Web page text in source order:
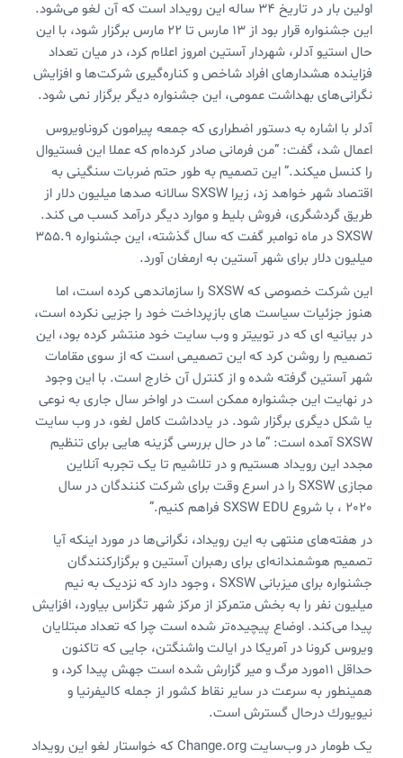
اولین بار در تاریخ 34 ساله این رویداد است که آن لغو می‌شود.
این جشنواره قرار بود از 13 مارس تا 22 مارس برگزار شود، با این
حال استیو آدلر، شهردار آستین امروز اعلام کرد، در میان تعداد
فزاینده هشدارهای افراد شاخص و کناره‌گیری شرکت‌ها و افزایش
نگرانی‌های بهداشت عمومی، این جشنواره دیگر برگزار نمی شود.
آدلر با اشاره به دستور اضطراری که جمعه پیرامون کروناویروس
اعمال شد، گفت: “من فرمانی صادر کرده‌ام که عملا این فستیوال
را کنسل میکند.” این تصمیم به طور حتم ضربات سنگینی به
اقتصاد شهر خواهد زد، زیرا SXSW سالانه صدها میلیون دلار از
طریق گردشگری، فروش بلیط و موارد دیگر درآمد کسب می کند.
SXSW در ماه نوامبر گفت كه سال گذشته، این جشنواره 355.9
میلیون دلار برای شهر آستین به ارمغان آورد.
این شرکت خصوصی که SXSW را سازماندهی کرده است، اما
هنوز جزئیات سیاست های بازپرداخت خود را جزیی نکرده است،
در بیانیه ای که در توییتر و وب سایت خود منتشر کرده بود، این
تصمیم را روشن کرد که این تصمیمی است که از سوی مقامات
شهر آستین گرفته شده و از کنترل آن خارج است. با این وجود
در نهایت این جشنواره ممکن است در اواخر سال جاری به نوعی
یا شکل دیگری برگزار شود. در یادداشت کامل لغو، در وب سایت
SXSW آمده است: “ما در حال بررسی گزینه هایی برای تنظیم
مجدد این رویداد هستیم و در تلاشیم تا یک تجربه آنلاین
مجازی SXSW را در اسرع وقت برای شرکت کنندگان در سال
2020 ، با شروع SXSW EDU فراهم کنیم.”
در هفته‌های منتهی به این رویداد، نگرانی‌ها در مورد اینکه آیا
تصمیم هوشمندانه‌ای برای رهبران آستین و برگزارکنندگان
جشنواره برای میزبانی SXSW ، وجود دارد که نزدیک به نیم
میلیون نفر را به بخش متمرکز از مرکز شهر تگزاس بیاورد، افزایش
پیدا می‌کند. اوضاع پیچیده‌تر شده است چرا كه تعداد مبتلایان
ویروس کرونا در آمریكا در ایالت واشنگتن، جایی كه تاكنون
حداقل 11مورد مرگ و میر گزارش شده است جهش پیدا كرد، و
همینطور به سرعت در سایر نقاط كشور از جمله كالیفرنیا و
نیویورك درحال گسترش است.
یک طومار در وب‌سایت Change.org که خواستار لغو این رویداد